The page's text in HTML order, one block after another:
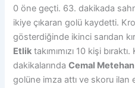
0 öne geçti. 63. dakikada
ikiye çıkaran golü kaydetti.
gösterdiğinde ikinci sarıdan
Etlik takımımızı 10 kişi
dakikalarındaCemal Metehan
golüne imza attı ve skoru ilan